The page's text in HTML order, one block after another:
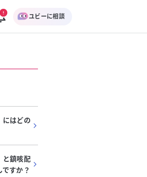
ユビーに相談
はどの
鎮咳配
すか？